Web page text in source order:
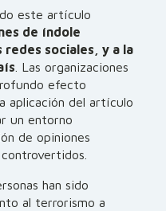
este artículo
de índole
sociales, y a la
. Las organizaciones
efecto
aplicación del artículo
un entorno
de opiniones
han sido
al terrorismo a